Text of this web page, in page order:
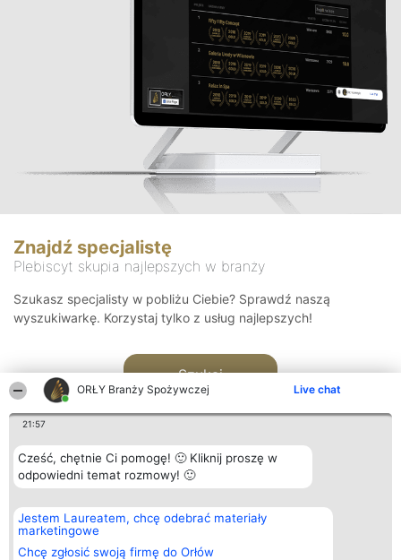
ORŁY Branży Spożywczej Live chat
21:57
Cześć, chętnie Ci pomogę! 🙂 Kliknij proszę w
odpowiedni temat rozmowy! 🙂
Jestem Laureatem, chcę odebrać materiały
marketingowe
Chcę zgłosić swoją firmę do Orłów
Znajdź specjalistę
Plebiscyt skupia najlepszych w branży
Szukasz specjalisty w pobliżu Ciebie? Sprawdź naszą
wyszukiwarkę. Korzystaj tylko z usług najlepszych!
Szukaj
Organizator plebiscytu
Bright Side Solutions sp. z o.
o. sp. k.
ul. Ruska 22
Plebiscyt
Laureaci
wszystkich
Kontakt
Kontakt